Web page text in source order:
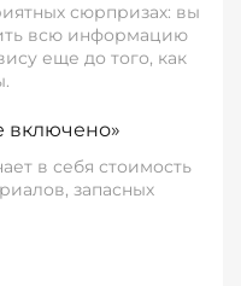
сюрпризах: вы
всю информацию
еще до того, как
включено»
в себя стоимость
запасных